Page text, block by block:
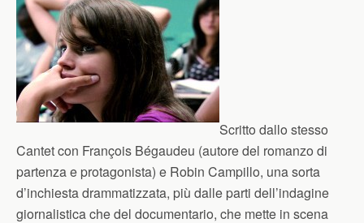
Scritto dallo stesso
Cantet con François Bégaudeu (autore del romanzo di
partenza e protagonista) e Robin Campillo, una sorta
d’inchiesta drammatizzata, più dalle parti dell’indagine
giornalistica che del documentario, che mette in scena